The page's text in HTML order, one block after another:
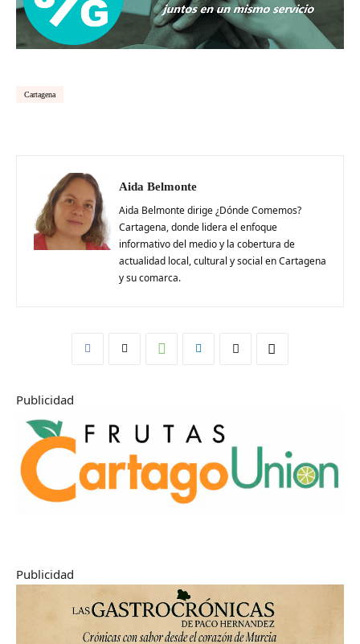
Cartagena
Aida Belmonte
Aida Belmonte dirige ¿Dónde Comemos?
Cartagena, donde lidera el enfoque
informativo del medio y la cobertura de
actualidad local, cultural y social en Cartagena
y su comarca.
Publicidad
Publicidad